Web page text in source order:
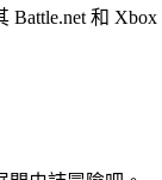
Battle.net 和 Xbox